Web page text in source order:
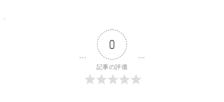
0
記事の評価